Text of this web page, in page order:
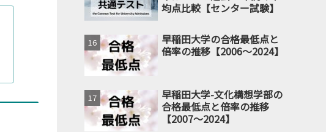
均点比較【センター試験】
早稲田大学の合格最低点と
倍率の推移【2006～2024】
早稲田大学-文化構想学部の
合格最低点と倍率の推移
【2007～2024】